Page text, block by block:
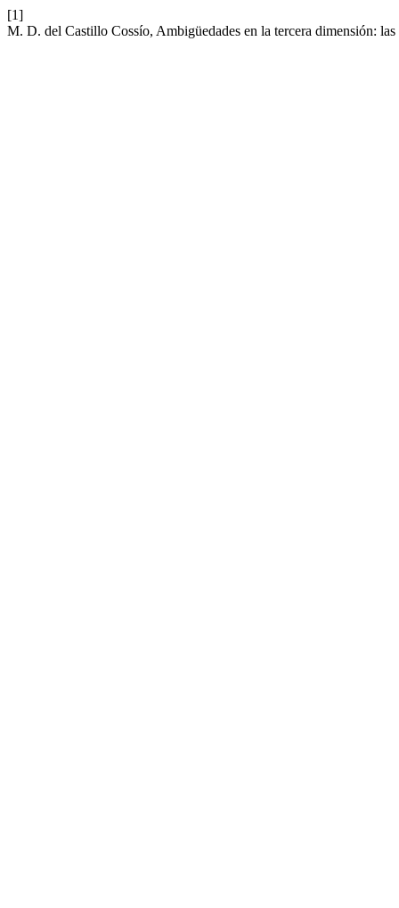
[1]
M. D. del Castillo Cossío, Ambigüedades en la tercera dimensión: